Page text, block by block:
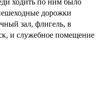
ходить по ним было
дорожки
зал, флигель, в
и служебное помещение